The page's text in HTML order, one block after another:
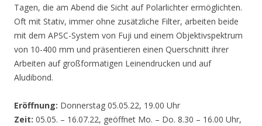
Tagen, die am Abend die Sicht auf Polarlichter ermöglichten.
Oft mit Stativ, immer ohne zusätzliche Filter, arbeiten beide
mit dem APSC-System von Fuji und einem Objektivspektrum
von 10-400 mm und präsentieren einen Querschnitt ihrer
Arbeiten auf großformatigen Leinendrucken und auf
Aludibond.
Eröffnung: Donnerstag 05.05.22, 19.00 Uhr
Zeit: 05.05. – 16.07.22, geöffnet Mo. – Do. 8.30 – 16.00 Uhr,